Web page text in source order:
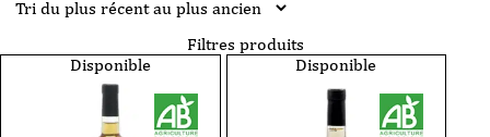
Filtres produits
Disponible
Disponible